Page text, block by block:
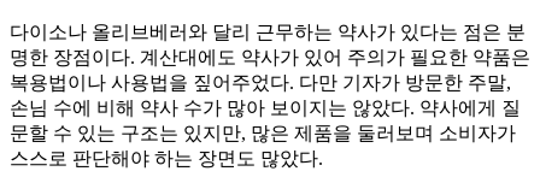
다이소나 올리브베러와 달리 근무하는 약사가 있다는 점은 분
명한 장점이다. 계산대에도 약사가 있어 주의가 필요한 약품은
복용법이나 사용법을 짚어주었다. 다만 기자가 방문한 주말,
손님 수에 비해 약사 수가 많아 보이지는 않았다. 약사에게 질
문할 수 있는 구조는 있지만, 많은 제품을 둘러보며 소비자가
스스로 판단해야 하는 장면도 많았다.